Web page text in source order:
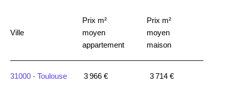
Ville
Prix m²
moyen
appartement
Prix m²
moyen
maison
31000 - Toulouse 3 966 € 3 714 €